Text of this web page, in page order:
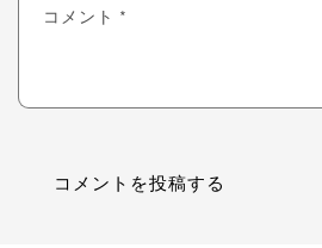
コメント *